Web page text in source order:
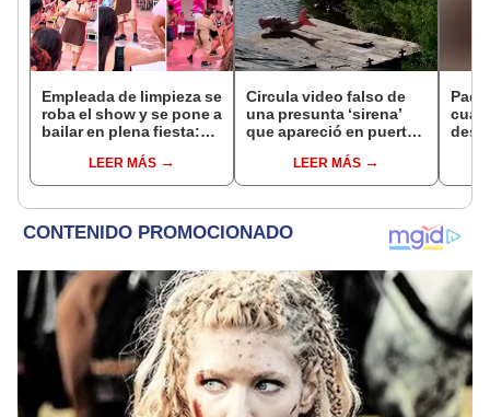
Empleada de limpieza se
roba el show y se pone a
bailar en plena fiesta:
sueños”LEER MÁS
Circula video falso de
una presunta ‘sirena’
que apareció en puerto
LEER MÁS